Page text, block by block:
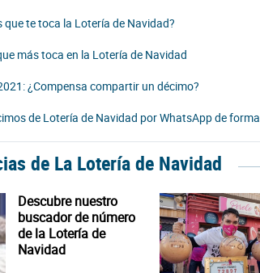
que te toca la Lotería de Navidad?
más toca en la Lotería de Navidad
¿Compensa compartir un décimo?
de Lotería de Navidad por WhatsApp de
de La Lotería de Navidad
Descubre nuestro
buscador de número
de la Lotería de
Navidad